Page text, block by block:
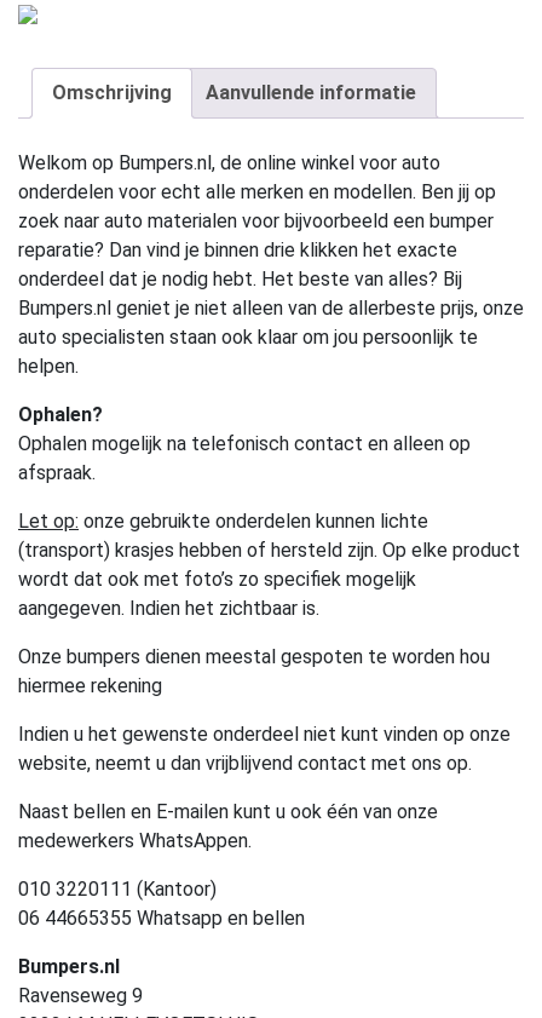
Omschrijving Aanvullende informatie
Welkom op Bumpers.nl, de online winkel voor auto
onderdelen voor echt alle merken en modellen. Ben jij op
zoek naar auto materialen voor bijvoorbeeld een bumper
reparatie? Dan vind je binnen drie klikken het exacte
onderdeel dat je nodig hebt. Het beste van alles? Bij
Bumpers.nl geniet je niet alleen van de allerbeste prijs, onze
auto specialisten staan ook klaar om jou persoonlijk te
helpen.
Ophalen?
Ophalen mogelijk na telefonisch contact en alleen op
afspraak.
Let op: onze gebruikte onderdelen kunnen lichte
(transport) krasjes hebben of hersteld zijn. Op elke product
wordt dat ook met foto’s zo specifiek mogelijk
aangegeven. Indien het zichtbaar is.
Onze bumpers dienen meestal gespoten te worden hou
hiermee rekening
Indien u het gewenste onderdeel niet kunt vinden op onze
website, neemt u dan vrijblijvend contact met ons op.
Naast bellen en E-mailen kunt u ook één van onze
medewerkers WhatsAppen.
010 3220111 (Kantoor)
06 44665355 Whatsapp en bellen
Bumpers.nl
Ravenseweg 9